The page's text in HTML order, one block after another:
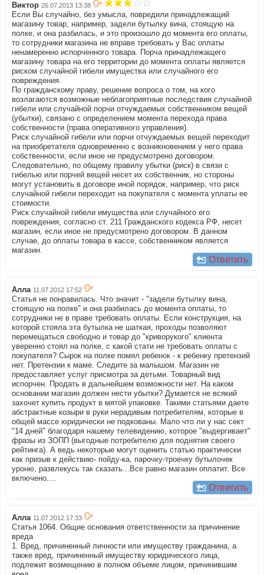
Виктор 26.07.2013 13:38
Если Вы случайно, без умысла, повредили принадлежащий
магазину товар, например, задели бутылку вина, стоящую на
полке, и она разбилась, и это произошло до момента его оплаты,
то сотрудники магазина не вправе требовать у Вас оплаты
ненамеренно испорченного товара. Порча принадлежащего
магазину товара на его территории до момента оплаты является
риском случайной гибели имущества или случайного его
повреждения.
По гражданскому праву, решение вопроса о том, на кого
возлагаются возможные неблагоприятные последствия случайной
гибели или случайной порчи отчуждаемых собственником вещей
(убытки), связано с определением момента перехода права
собственности (права оперативного управления).
Риск случайной гибели или порчи отчуждаемых вещей переходит
на приобретателя одновременно с возникновением у него права
собственности, если иное не предусмотрено договором.
Следовательно, по общему правилу убытки (риск) в связи с
гибелью или порчей вещей несет их собственник, но стороны
могут установить в договоре иной порядок, например, что риск
случайной гибели переходит на покупателя с момента уплаты ее
стоимости.
Риск случайной гибели имущества или случайного его
повреждения, согласно ст. 211 Гражданского кодекса РФ, несет
магазин, если иное не предусмотрено договором. В данном
случае, до оплаты товара в кассе, собственником является
магазин.
Ответить
Алла 11.07.2012 17:52
Статья не понравилась. Что значит - "задели бутылку вина,
стоящую на полке" и она разбилась до момента оплаты, то
сотрудники не в праве требовать оплаты. Если конструкция, на
которой стояла эта бутылка не шаткая, проходы позволяют
перемещаться свободно и товар до "криворукого" клиента
уверенно стоял на полке, с какой стати не требовать оплаты с
покупателя? Сырок на полке помял ребенок - к ребенку претензий
нет. Претензии к маме. Следите за малышом. Магазин не
предоставляет услуг присмотра за детьми. Товарный вид
испорчен. Продать в дальнейшем возможности нет. На каком
основании магазин должен нести убытки? Думается не всякий
захочет купить продукт в мятой упаковке. Такими статьями даете
абстрактные козыри в руки нерадивым потребителям, которые в
общей массе юридически не подкованы. Мало что ли у нас сект
"14 дней" благодаря нашему телевидению, которое "выдергивает"
фразы из ЗОПП (выгодные потребителю для поднятия своего
рейтинга). А ведь некоторые могут оценить статью практически
как призыв к действию- пойду-ка, парочку-троечку бутылочек
уроню, развлекусь так сказать...Все равно магазин оплатит. Все
включено....
Ответить
Алла 11.07.2012 17:33
Статья 1064. Общие основания ответственности за причинение
вреда
1. Вред, причиненный личности или имуществу гражданина, а
также вред, причиненный имуществу юридического лица,
подлежит возмещению в полном объеме лицом, причинившим